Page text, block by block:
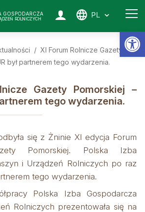
GOSPODARCZA
ROLNICZYCH PL
/ XI Forum Rolnicze Gazety
był partnerem tego wydarzenia.
Gazety Pomorskiej –
tego wydarzenia.
się z Żninie XI edycja Forum
Pomorskiej. Polska Izba
i Urządzeń Rolniczych po raz
tego wydarzenia.
Polska Izba Gospodarcza
Rolniczych prezentowała się na